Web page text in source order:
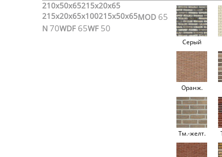
210x50x65215x20x65
215x20x65x100215x50x65MOD 65
N 70WDF 65WF 50
Серый
Оранж.
Тм.-желт.